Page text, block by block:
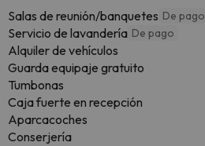
Salas de reunión/banquetes De pago
Servicio de lavandería De pago
Alquiler de vehículos
Guarda equipaje gratuito
Tumbonas
Caja fuerte en recepción
Aparcacoches
Conserjería